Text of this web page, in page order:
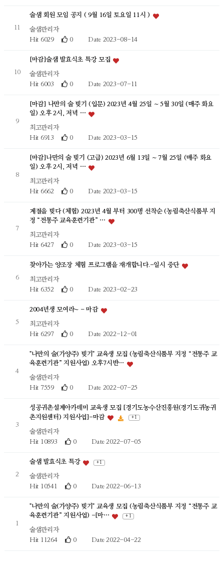
11
술샘 회원 모임 공지 ( 9월 16일 토요일 11시 )
술샘관리자
Hit 6029
0 Date 2023-08-14
10
[마감]술샘 발효식초 특강 모집
술샘관리자
Hit 6003
0 Date 2023-07-11
9
[마감] 나만의 술 빚기 (입문) 2023년 4월 25일 ~ 5월 30일 (매주 화요
일) 오후 2시, 저녁 …
최고관리자
Hit 6913
0 Date 2023-03-15
8
[마감]나만의 술 빚기 (고급) 2023년 6월 13일 ~ 7월 25일 (매주 화요
일) 오후 2시, 저녁 …
최고관리자
Hit 6662
0 Date 2023-03-15
7
계절을 빚다 (체험) 2023년 4월 부터 300명 선착순 (농림축산식품부 지
정 “전통주 교육훈련기관” …
최고관리자
Hit 6427
0 Date 2023-03-15
6
찾아가는 양조장 체험 프로그램을 재개합니다.-일시 중단
최고관리자
Hit 6352
0 Date 2023-02-23
5
2004년생 모여라~ - 마감
최고관리자
Hit 6297
0 Date 2022-12-01
4
"나만의 술(가양주) 빚기" 교육생 모집 (농림축산식품부 지정 “전통주 교
육훈련기관” 지원사업) 오후7시반…
술샘관리자
Hit 7559
0 Date 2022-07-25
3
성공귀촌설계아카데미 교육생 모집 [경기도농수산진흥원(경기도귀농귀
촌지원센터) 지원사업]-마감
+ 1
술샘관리자
Hit 10893
0 Date 2022-07-05
2
술샘 발효식초 특강 + 1
술샘관리자
Hit 10541
0 Date 2022-06-13
1
"나만의 술(가양주) 빚기" 교육생 모집 (농림축산식품부 지정 “전통주 교
육훈련기관” 지원사업) -[마…
+ 1
술샘관리자
Hit 11264
0 Date 2022-04-22